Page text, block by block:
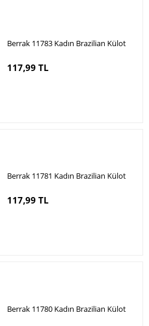
Berrak 11783 Kadın Brazilian Külot
117,99 TL
Berrak 11781 Kadın Brazilian Külot
117,99 TL
Berrak 11780 Kadın Brazilian Külot